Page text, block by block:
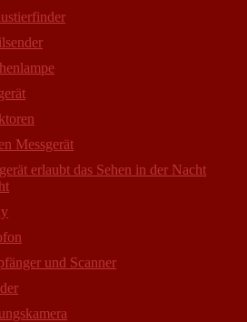
Messgerät
erlaubt das Sehen in der Nacht
und Scanner